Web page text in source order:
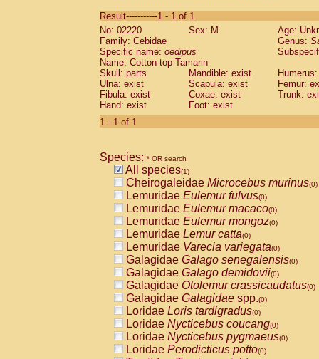
CebidaeSaguinus labiatus(0)
Cebidae Saguinus leucopus (0)
Cebidae
CebidaeSaguinus mystax
Cebidae Saguinus nigricollis (0)
Cebidae Saguinus oedipus
Cebidae Saguinus weddelli
Cebidae Saguinusspp.
Cebidae
CebidaeCebus capucinus
CebidaeCebus nigrivittatus
CebidaeCebus spp.(0)
CebidaeSaimiri boliviensis(0)
CebidaeSaimiri sciureus(0)
AtelidaeAlouatta caraya(0)
AtelidaeAlouatta fusca(0)
AtelidaeAlouatta seniculus(0)
AtelidaeAlouattaspp.(0)
AtelidaeAteles belzebuth(0)
AtelidaeAteles geoffroyi(0)
AtelidaeAteles paniscus(0)
AtelidaeAtelesspp.(0)
AtelidaeLagothrix lagothricha(0)
AtelidaeLagothrix lagothricha cana
PitheciidaeCacajao calvus
Result-----------1 - 1 of 1
No: 02220
Sex: M
Age:
Family: Cebidae
Genus:
Specific name: oedipus
Name: Cotton-top Tamarin
Skull: parts
Mandible: exist
Ulna: exist
Scapula: exist
Femur:
Fibula: exist
Coxae: exist
Trunk:
Hand: exist
Foot: exist
1 - 1 of 1
Species: * OR search
All species(1)
Cheirogaleidae Microcebus murinus(0)
Lemuridae Eulemur fulvus(0)
Lemuridae Eulemur macaco(0)
Lemuridae Eulemur mongoz(0)
Lemuridae Lemur catta(0)
Lemuridae Varecia variegata(0)
Galagidae Galago senegalensis(0)
Galagidae Galago demidovii(0)
Galagidae Otolemur crassicaudatus(0)
Galagidae Galagidae spp.(0)
Loridae Loris tardigradus(0)
Loridae Nycticebus coucang(0)
Loridae Nycticebus pygmaeus(0)
Loridae Perodicticus potto(0)